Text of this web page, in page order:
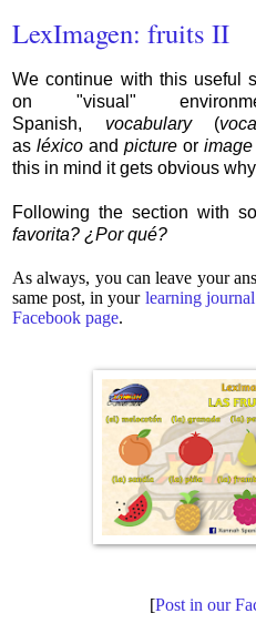
LexImagen: fruits II
We continue with this useful
on "visual"
Spanish, vocabulary(
as léxico and picture or image
this in mind it gets obvious
Following the section with
favorita? ¿Por qué?
As always, you can leave your
same post, in your learning journal
Facebook page.
[Post in our